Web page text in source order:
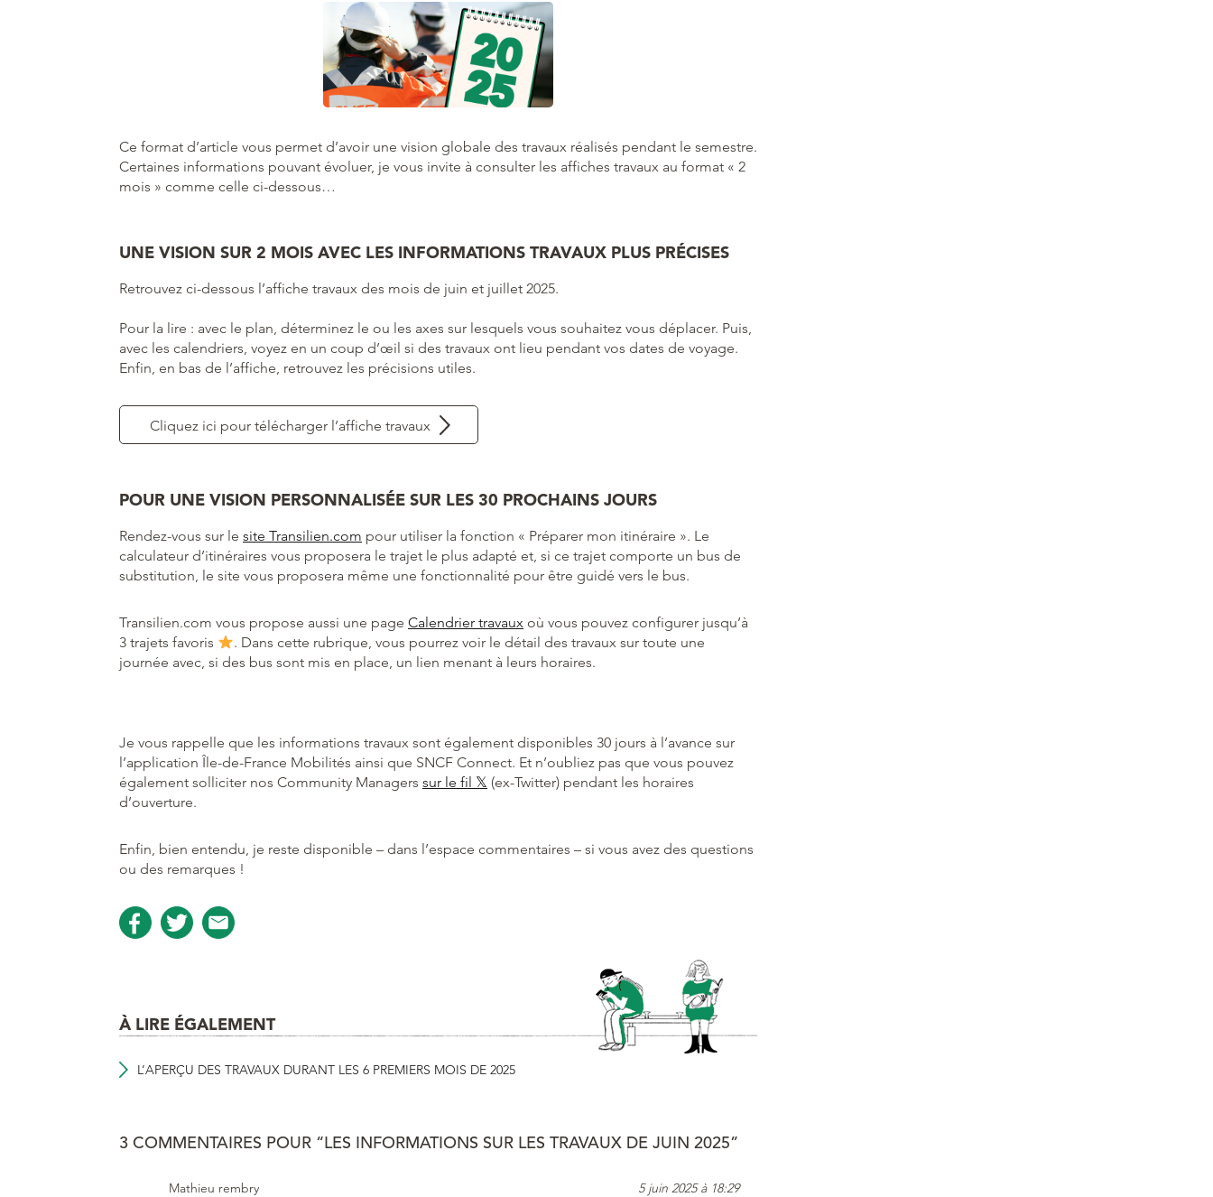
Ce format d’article vous permet d’avoir une vision globale des travaux réalisés pendant le semestre.
Certaines informations pouvant évoluer, je vous invite à consulter les affiches travaux au format « 2
mois » comme celle ci-dessous…
UNE VISION SUR 2 MOIS AVEC LES INFORMATIONS TRAVAUX PLUS PRÉCISES
Retrouvez ci-dessous l’affiche travaux des mois de juin et juillet 2025.
Pour la lire : avec le plan, déterminez le ou les axes sur lesquels vous souhaitez vous déplacer. Puis,
avec les calendriers, voyez en un coup d’œil si des travaux ont lieu pendant vos dates de voyage.
Enfin, en bas de l’affiche, retrouvez les précisions utiles.
Cliquez ici pour télécharger l’affiche travaux
POUR UNE VISION PERSONNALISÉE SUR LES 30 PROCHAINS JOURS
Rendez-vous sur le site Transilien.com pour utiliser la fonction « Préparer mon itinéraire ». Le
calculateur d’itinéraires vous proposera le trajet le plus adapté et, si ce trajet comporte un bus de
substitution, le site vous proposera même une fonctionnalité pour être guidé vers le bus.
Transilien.com vous propose aussi une page Calendrier travaux où vous pouvez configurer jusqu’à
3 trajets favoris
. Dans cette rubrique, vous pourrez voir le détail des travaux sur toute une
journée avec, si des bus sont mis en place, un lien menant à leurs horaires.
Je vous rappelle que les informations travaux sont également disponibles 30 jours à l’avance sur
l’application Île-de-France Mobilités ainsi que SNCF Connect. Et n’oubliez pas que vous pouvez
également solliciter nos Community Managers sur le fil 𝕏 (ex-Twitter) pendant les horaires
d’ouverture.
Enfin, bien entendu, je reste disponible – dans l’espace commentaires – si vous avez des questions
ou des remarques !
À LIRE ÉGALEMENT
L’APERÇU DES TRAVAUX DURANT LES 6 PREMIERS MOIS DE 2025
3 COMMENTAIRES POUR “LES INFORMATIONS SUR LES TRAVAUX DE JUIN 2025”
Mathieu rembry 5 juin 2025 à 18:29